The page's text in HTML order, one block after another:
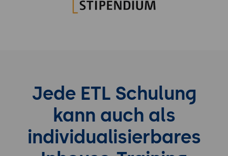
Jede ETL Schulung
kann auch als
individualisierbares